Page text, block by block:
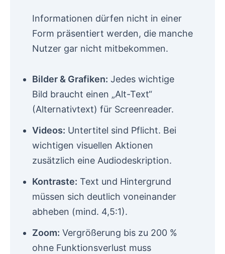
Informationen dürfen nicht in einer
Form präsentiert werden, die manche
Nutzer gar nicht mitbekommen.
Bilder & Grafiken: Jedes wichtige
Bild braucht einen „Alt-Text“
(Alternativtext) für Screenreader.
Videos: Untertitel sind Pflicht. Bei
wichtigen visuellen Aktionen
zusätzlich eine Audiodeskription.
Kontraste: Text und Hintergrund
müssen sich deutlich voneinander
abheben (mind. 4,5:1).
Zoom: Vergrößerung bis zu 200 %
ohne Funktionsverlust muss